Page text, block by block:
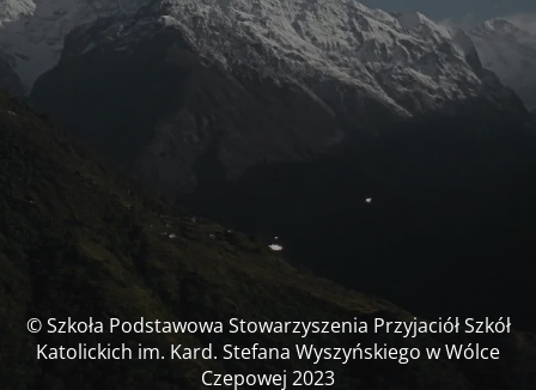
© Szkoła Podstawowa Stowarzyszenia Przyjaciół Szkół
Katolickich im. Kard. Stefana Wyszyńskiego w Wólce
Czepowej 2023